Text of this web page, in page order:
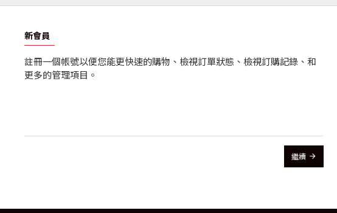
新會員
註冊一個帳號以便您能更快速的購物、檢視訂單狀態、檢視訂購記錄、和
更多的管理項目。
繼續